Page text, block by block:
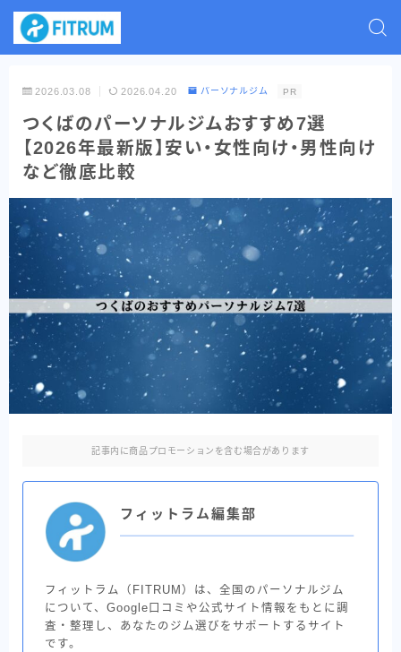
2026.03.08 2026.04.20 パーソナルジム PR
つくばのパーソナルジムおすすめ7選
【2026年最新版】安い・女性向け・男性向け
など徹底比較
記事内に商品プロモーションを含む場合があります
フィットラム編集部
フィットラム（FITRUM）は、全国のパーソナルジム
について、Google口コミや公式サイト情報をもとに調
査・整理し、あなたのジム選びをサポートするサイト
です。